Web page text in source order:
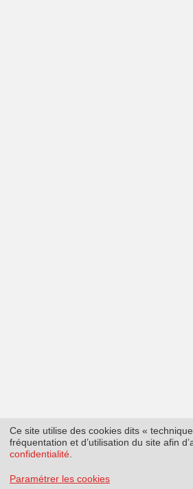
Ce site utilise des cookies dits «
fréquentation et d’utilisation du site afin
confidentialité
Paramétrer les cookies